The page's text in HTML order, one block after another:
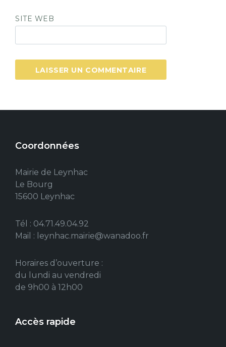
SITE WEB
Coordonnées
Mairie de Leynhac
Le Bourg
15600 Leynhac
Tél : 04.71.49.04.92
Mail : leynhac.mairie@wanadoo.fr
Horaires d’ouverture :
du lundi au vendredi
de 9h00 à 12h00
Accès rapide